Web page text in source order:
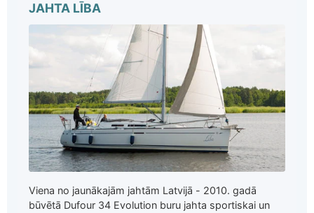
JAHTA LĪBA
Viena no jaunākajām jahtām Latvijā - 2010. gadā
būvētā Dufour 34 Evolution buru jahta sportiskai un